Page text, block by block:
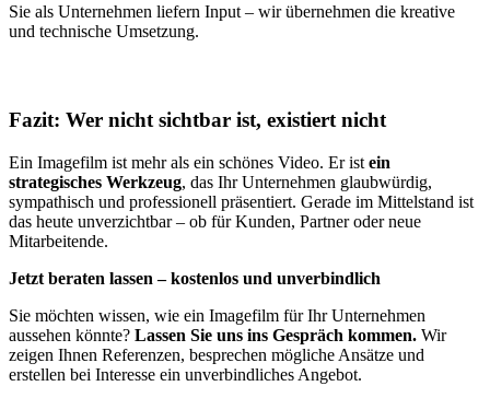
Sie als Unternehmen liefern Input – wir übernehmen die kreative
und technische Umsetzung.
Fazit: Wer nicht sichtbar ist, existiert nicht
Ein Imagefilm ist mehr als ein schönes Video. Er ist ein
strategisches Werkzeug, das Ihr Unternehmen glaubwürdig,
sympathisch und professionell präsentiert. Gerade im Mittelstand ist
das heute unverzichtbar – ob für Kunden, Partner oder neue
Mitarbeitende.
Jetzt beraten lassen – kostenlos und unverbindlich
Sie möchten wissen, wie ein Imagefilm für Ihr Unternehmen
aussehen könnte? Lassen Sie uns ins Gespräch kommen. Wir
zeigen Ihnen Referenzen, besprechen mögliche Ansätze und
erstellen bei Interesse ein unverbindliches Angebot.